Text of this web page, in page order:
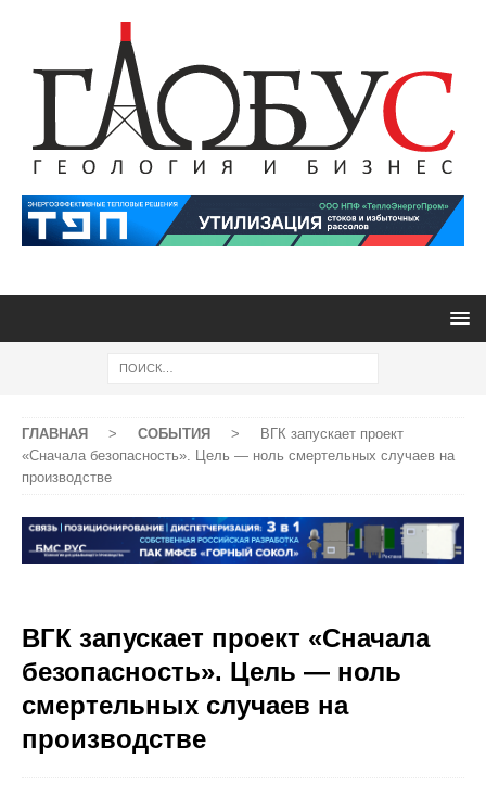
ГЛАВНАЯ > СОБЫТИЯ >
ВГК запускает проект
«Сначала безопасность». Цель — ноль смертельных случаев на
производстве
ВГК запускает проект «Сначала
безопасность». Цель — ноль
смертельных случаев на
производстве